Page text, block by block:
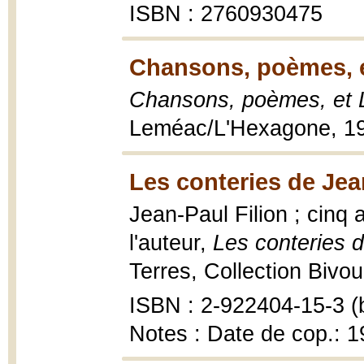
ISBN : 2760930475
Chansons, poèmes,
Chansons, poèmes, et
Leméac/L'Hexagone,
Les conteries de
Jean-Paul Filion ; cinq
l'auteur, Les conteries
Terres, Collection
ISBN : 2-922404-15-3
Notes : Date de cop.: